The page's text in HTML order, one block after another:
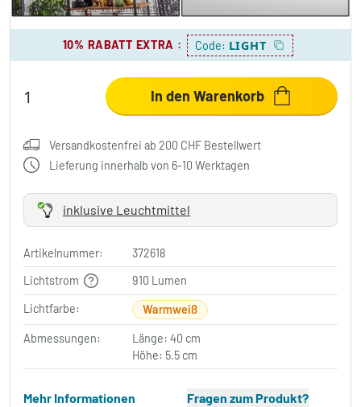
inkl. MwSt., zzgl.Versandkosten
10% RABATT EXTRA : Code: LIGHT
In den Warenkorb
Versandkostenfrei ab 200 CHF Bestellwert
Lieferung innerhalb von 6-10 Werktagen
inklusive Leuchtmittel
Artikelnummer:
372618
Lichtstrom
910 Lumen
Lichtfarbe: Warmweiß
Abmessungen:
Länge: 40 cm
Höhe: 5.5 cm
Mehr Informationen Fragen zum Produkt?